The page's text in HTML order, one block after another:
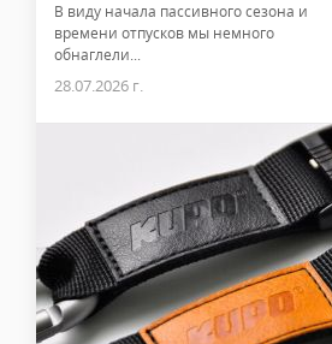
В виду начала пассивного сезона и
времени отпусков мы немного
обнаглели...
28.07.2026 г.